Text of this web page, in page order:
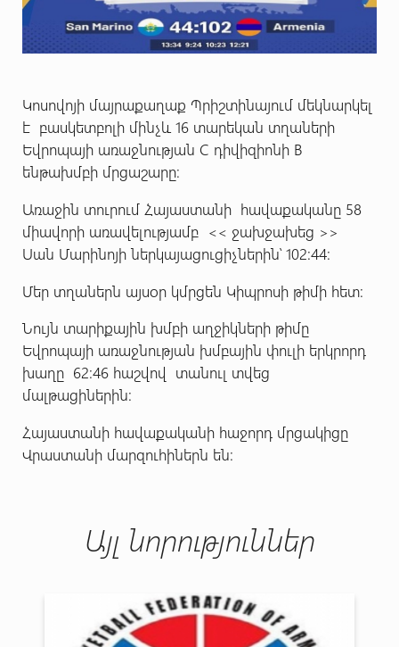
Կոսովոյի մայրաքաղաք Պրիշտինայում մեկնարկել
է բասկետբոլի մինչև 16 տարեկան տղաների
Եվրոպայի առաջնության C դիվիզիոնի B
ենթախմբի մրցաշարը։
Առաջին տուրում Հայաստանի հավաքականը 58
միավորի առավելությամբ << ջախջախեց >>
Սան Մարինոյի ներկայացուցիչներին՝ 102:44:
Մեր տղաներն այսօր կմրցեն Կիպրոսի թիմի հետ:
Նույն տարիքային խմբի աղջիկների թիմը
Եվրոպայի առաջնության խմբային փուլի երկրորդ
խաղը 62:46 հաշվով տանուլ տվեց
մալթացիներին:
Հայաստանի հավաքականի հաջորդ մրցակիցը
Վրաստանի մարզուհիներն են:
Այլ նորություններ